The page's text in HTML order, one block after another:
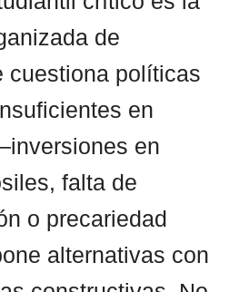
de
cuestiona políticas
en
en
falta de
o precariedad
alternativas con